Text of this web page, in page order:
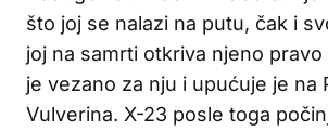
što joj se nalazi na putu, čak i
joj na samrti otkriva njeno
je vezano za nju i upućuje je na
Vulverina. X-23 posle toga